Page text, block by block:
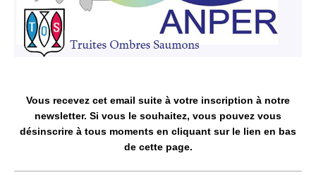
Vous recevez cet email suite à votre inscription à notre
newsletter. Si vous le souhaitez, vous pouvez vous
désinscrire à tous moments en cliquant sur le lien en bas
de cette page.